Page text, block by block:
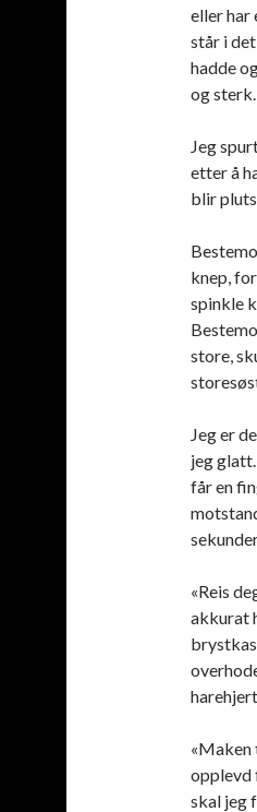
eller har
står i
hadde
og sterk.
Jeg
etter å
blir
knep,
spinkle
store,
Jeg er
jeg
får en
«Reis
akkurat
«Maken
opplevd
skal jeg